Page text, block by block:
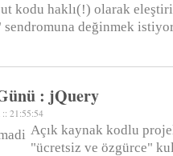
kodu haklı(!) olarak
sendromuna değinmek
: jQuery
:: 21:55:54
Açık kaynak kodlu
"ücretsiz ve özgürce"